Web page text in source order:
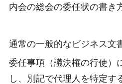
内会の総会の委任状の書き
通常の一般的なビジネス文
委任事項（議決権の行使）
し、別記で代理人を特定す